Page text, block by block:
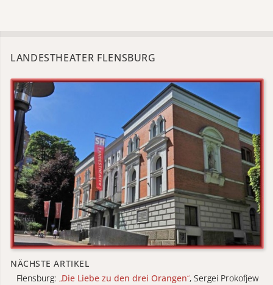
LANDESTHEATER FLENSBURG
NÄCHSTE ARTIKEL
Flensburg: „Die Liebe zu den drei Orangen“, Sergei Prokofjew